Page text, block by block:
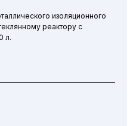
изоляционного
реактору с
л.